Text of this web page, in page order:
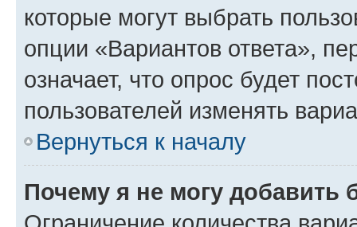
которые могут выбрать
опции «Вариантов ответа»,
означает, что опрос будет
пользователей изменять
Вернуться к началу
Почему я не могу добавить